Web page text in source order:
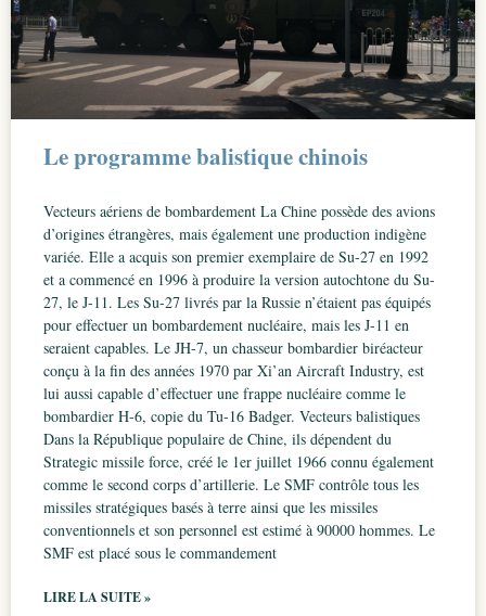
Le programme balistique chinois
Vecteurs aériens de bombardement La Chine possède des avions
d’origines étrangères, mais également une production indigène
variée. Elle a acquis son premier exemplaire de Su-27 en 1992
et a commencé en 1996 à produire la version autochtone du Su-
27, le J-11. Les Su-27 livrés par la Russie n’étaient pas équipés
pour effectuer un bombardement nucléaire, mais les J-11 en
seraient capables. Le JH-7, un chasseur bombardier biréacteur
conçu à la fin des années 1970 par Xi’an Aircraft Industry, est
lui aussi capable d’effectuer une frappe nucléaire comme le
bombardier H-6, copie du Tu-16 Badger. Vecteurs balistiques
Dans la République populaire de Chine, ils dépendent du
Strategic missile force, créé le 1er juillet 1966 connu également
comme le second corps d’artillerie. Le SMF contrôle tous les
missiles stratégiques basés à terre ainsi que les missiles
conventionnels et son personnel est estimé à 90000 hommes. Le
SMF est placé sous le commandement
LIRE LA SUITE »